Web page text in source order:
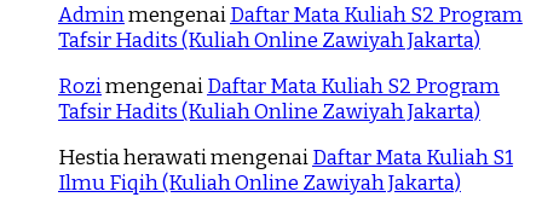
AdminmengenaiDaftar Mata Kuliah S2 Program
Tafsir Hadits (Kuliah Online Zawiyah Jakarta)
RozimengenaiDaftar Mata Kuliah S2 Program
Tafsir Hadits (Kuliah Online Zawiyah Jakarta)
Hestia herawatimengenaiDaftar Mata Kuliah S1
Ilmu Fiqih (Kuliah Online Zawiyah Jakarta)